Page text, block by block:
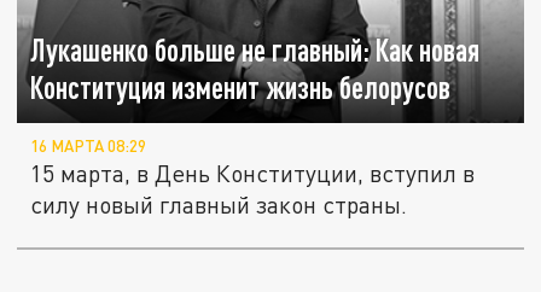
Лукашенко больше не главный: Как новая
Конституция изменит жизнь белорусов
16 МАРТА 08:29
15 марта, в День Конституции, вступил в
силу новый главный закон страны.